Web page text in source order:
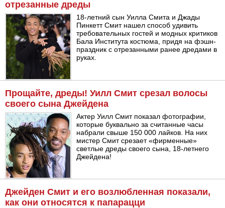
отрезанные дреды
18-летний сын Уилла Смита и Джады
Пинкетт Смит нашел способ удивить
требовательных гостей и модных критиков
Бала Института костюма, придя на фэшн-
праздник с отрезанными ранее дредами в
руках.
Прощайте, дреды! Уилл Смит срезал волосы
своего сына Джейдена
Актер Уилл Смит показал фотографии,
которые буквально за считанные часы
набрали свыше 150 000 лайков. На них
мистер Смит срезает «фирменные»
светлые дреды своего сына, 18-летнего
Джейдена!
Джейден Смит и его возлюбленная показали,
как они относятся к папарацци